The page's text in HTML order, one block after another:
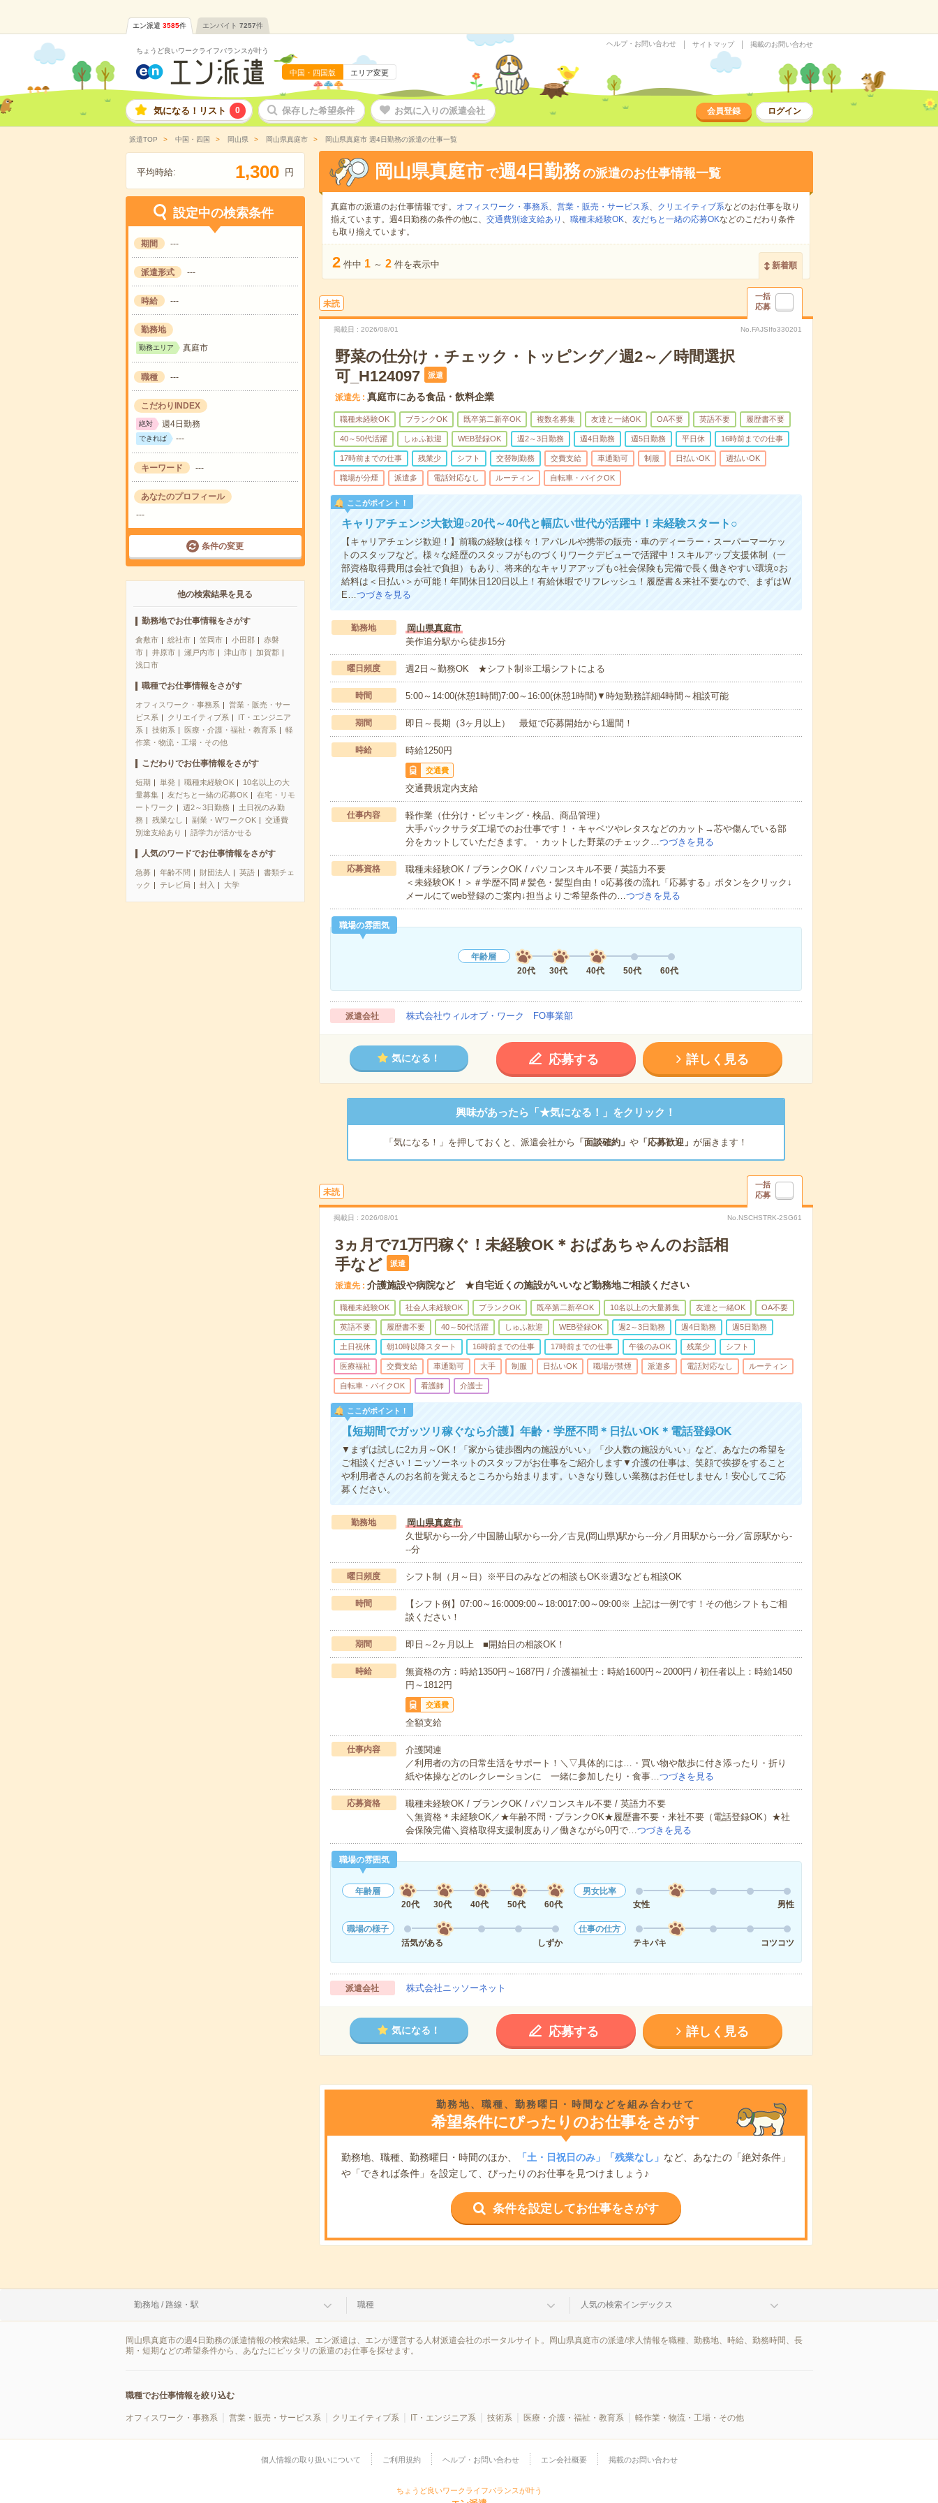
エン派遣 3585件 エンバイト 7257件
ちょうど良いワークライフバランスが叶う
中国・四国版 エリア変更
ヘルプ・お問い合わせ サイトマップ 掲載のお問い合わせ
気になる！リスト 0 保存した希望条件 お気に入りの派遣会社 会員登録 ログイン
派遣TOP 中国・四国 岡山県 岡山県真庭市 岡山県真庭市 週4日勤務の派遣の仕事一覧
平均時給: 1,300 円
設定中の検索条件
期間 ---
派遣形式 ---
時給 ---
勤務地
勤務エリア 真庭市
職種 ---
こだわりINDEX
絶対 週4日勤務
できれば ---
キーワード ---
あなたのプロフィール
---
条件の変更
他の検索結果を見る
勤務地でお仕事情報をさがす
倉敷市 総社市 笠岡市 小田郡
赤磐
市
井原市 瀬戸内市 津山市
加賀郡
浅口市
職種でお仕事情報をさがす
オフィスワーク・事務系
営業・販売・サー
ビス系
クリエイティブ系
IT・エンジニア
系
技術系 医療・介護・福祉・教育系
軽
作業・物流・工場・その他
こだわりでお仕事情報をさがす
短期 単発 職種未経験OK
10名以上の大
量募集
友だちと一緒の応募OK
在宅・リモ
ートワーク
週2～3日勤務
土日祝のみ勤
務
残業なし 副業・WワークOK
交通費
別途支給あり
語学力が活かせる
人気のワードでお仕事情報をさがす
急募 年齢不問 財団法人 英語
書類チェ
ック
テレビ局 封入 大学
岡山県真庭市 で週4日勤務の派遣のお仕事情報一覧
真庭市の派遣のお仕事情報です。 オフィスワーク・事務系、 営業・販売・サービス系、 クリエイティブ系などのお仕事を取り
揃えています。週4日勤務の条件の他に、 交通費別途支給あり 、 職種未経験OK、 友だちと一緒の応募OKなどのこだわり条件
も取り揃えています。
2 件中 1 ～ 2 件を表示中 新着順
未読
一括
応募
掲載日 2026/08/01 No.FAJSIfo330201
野菜の仕分け・チェック・トッピング／週2～／時間選択
可_H124097
派遣
派遣先 真庭市にある食品・飲料企業
職種未経験OK ブランクOK 既卒第二新卒OK 複数名募集 友達と一緒OK OA不要 英語不要 履歴書不要
40～50代活躍 しゅふ歓迎 WEB登録OK 週2～3日勤務 週4日勤務 週5日勤務 平日休 16時前までの仕事
17時前までの仕事 残業少 シフト 交替制勤務 交費支給 車通勤可 制服 日払いOK 週払いOK
職場が分煙 派遣多 電話対応なし ルーティン 自転車・バイクOK
ここがポイント！
キャリアチェンジ大歓迎○20代～40代と幅広い世代が活躍中！未経験スタート○
【キャリアチェンジ歓迎！】前職の経験は様々！アパレルや携帯の販売・車のディーラー・スーパーマーケッ
トのスタッフなど。様々な経歴のスタッフがものづくりワークデビューで活躍中！スキルアップ支援体制（一
部資格取得費用は会社で負担）もあり、将来的なキャリアアップも○社会保険も完備で長く働きやすい環境○お
給料は＜日払い＞が可能！年間休日120日以上！有給休暇でリフレッシュ！履歴書＆来社不要なので、まずはW
E…つづきを見る
勤務地
岡山県真庭市
美作追分駅から徒歩15分
曜日頻度 週2日～勤務OK ★シフト制※工場シフトによる
時間 5:00～14:00(休憩1時間)7:00～16:00(休憩1時間)▼時短勤務詳細4時間～相談可能
期間 即日～長期（3ヶ月以上） 最短で応募開始から1週間！
時給 時給1250円
交通費
交通費規定内支給
仕事内容
軽作業（仕分け・ピッキング・検品、商品管理）
大手パックサラダ工場でのお仕事です！・キャベツやレタスなどのカット→芯や傷んでいる部
分をカットしていただきます。・カットした野菜のチェック…つづきを見る
応募資格
職種未経験OK / ブランクOK / パソコンスキル不要 / 英語力不要
＜未経験OK！＞＃学歴不問＃髪色・髪型自由！○応募後の流れ「応募する」ボタンをクリック↓
メールにてweb登録のご案内↓担当よりご希望条件の…つづきを見る
職場の雰囲気
年齢層
20代
30代 40代 50代 60代
派遣会社 株式会社ウィルオブ・ワーク FO事業部
気になる！ 応募する 詳しく見る
興味があったら「★気になる！」をクリック！
「気になる！」を押しておくと、派遣会社から 「面談確約」 や「応募歓迎」 が届きます！
未読
一括
応募
掲載日 2026/08/01 No.NSCHSTRK-2SG61
3ヵ月で71万円稼ぐ！未経験OK＊おばあちゃんのお話相
手など
派遣
派遣先 介護施設や病院など ★自宅近くの施設がいいなど勤務地ご相談ください
職種未経験OK 社会人未経験OK ブランクOK 既卒第二新卒OK 10名以上の大量募集 友達と一緒OK OA不要
英語不要 履歴書不要 40～50代活躍 しゅふ歓迎 WEB登録OK 週2～3日勤務 週4日勤務 週5日勤務
土日祝休 朝10時以降スタート 16時前までの仕事 17時前までの仕事 午後のみOK 残業少 シフト
医療福祉 交費支給 車通勤可 大手 制服 日払いOK 職場が禁煙 派遣多 電話対応なし ルーティン
自転車・バイクOK 看護師 介護士
ここがポイント！
【短期間でガッツリ稼ぐなら介護】年齢・学歴不問＊日払いOK＊電話登録OK
▼まずは試しに2カ月～OK！「家から徒歩圏内の施設がいい」「少人数の施設がいい」など、あなたの希望を
ご相談ください！ニッソーネットのスタッフがお仕事をご紹介します▼介護の仕事は、笑顔で挨拶をすること
や利用者さんのお名前を覚えるところから始まります。いきなり難しい業務はお任せしません！安心してご応
募ください。
勤務地
岡山県真庭市
久世駅から---分／中国勝山駅から---分／古見(岡山県)駅から---分／月田駅から---分／富原駅から-
--分
曜日頻度 シフト制（月～日）※平日のみなどの相談もOK※週3なども相談OK
時間
【シフト例】07:00～16:0009:00～18:0017:00～09:00※ 上記は一例です！その他シフトもご相
談ください！
期間 即日～2ヶ月以上 ■開始日の相談OK！
時給
無資格の方：時給1350円～1687円 / 介護福祉士：時給1600円～2000円 / 初任者以上：時給1450
円～1812円
交通費
全額支給
仕事内容
介護関連
／利用者の方の日常生活をサポート！＼▽具体的には…・買い物や散歩に付き添ったり・折り
紙や体操などのレクレーションに 一緒に参加したり・食事… つづきを見る
応募資格
職種未経験OK / ブランクOK / パソコンスキル不要 / 英語力不要
＼無資格＊未経験OK／★年齢不問・ブランクOK★履歴書不要・来社不要（電話登録OK）★社
会保険完備＼資格取得支援制度あり／働きながら0円で… つづきを見る
職場の雰囲気
年齢層
20代
30代 40代 50代 60代
男女比率
女性
男性
職場の様子
活気がある
しずか
仕事の仕方
テキパキ
コツコツ
派遣会社 株式会社ニッソーネット
気になる！ 応募する 詳しく見る
勤務地、職種、勤務曜日・時間などを組み合わせて
希望条件にぴったりのお仕事をさがす
勤務地、職種、勤務曜日・時間のほか、 「土・日祝日のみ」「残業なし」 など、あなたの「絶対条件」
や「できれば条件」を設定して、ぴったりのお仕事を見つけましょう♪
条件を設定してお仕事をさがす
勤務地 / 路線・駅 職種 人気の検索インデックス
岡山県真庭市の週4日勤務の派遣情報の検索結果。エン派遣は、エンが運営する人材派遣会社のポータルサイト。岡山県真庭市の派遣/求人情報を職種、勤務地、時給、勤務時間、長
期・短期などの希望条件から、あなたにピッタリの派遣のお仕事を探せます。
職種でお仕事情報を絞り込む
オフィスワーク・事務系 営業・販売・サービス系 クリエイティブ系 IT・エンジニア系 技術系 医療・介護・福祉・教育系 軽作業・物流・工場・その他
個人情報の取り扱いについて ご利用規約 ヘルプ・お問い合わせ エン会社概要 掲載のお問い合わせ
ちょうど良いワークライフバランスが叶う